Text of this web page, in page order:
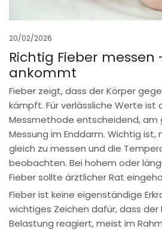
20/02/2026
Richtig Fieber
ankommt
Fieber zeigt, dass der Körper
kämpft. Für verlässliche Werte ist
Messmethode entscheidend, am
Messung im Enddarm. Wichtig
gleich zu messen und die
beobachten. Bei hohem oder
Fieber sollte ärztlicher Rat
Fieber ist keine eigenständige
wichtiges Zeichen dafür, dass der
Belastung reagiert, meist im